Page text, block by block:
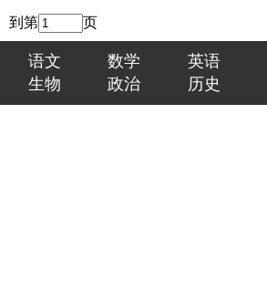
到第 页
语文 数学 英语
生物
政治 历史